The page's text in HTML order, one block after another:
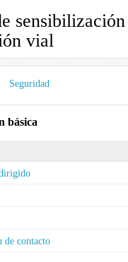
vial
Seguridad
básica
de contacto